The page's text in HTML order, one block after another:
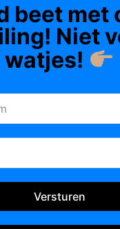
beet met
Niet
watjes!
Versturen